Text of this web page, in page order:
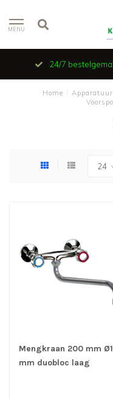
MENU
24/7
Home Apparatuur
Mengkraan 200 mm
mm duobloc laag